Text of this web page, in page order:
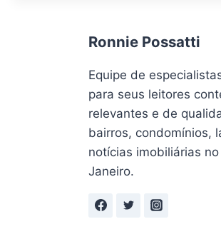
Ronnie Possatti
Equipe de
para seus leitores
relevantes e de
bairros, condomínios,
notícias imobiliárias no
Janeiro.